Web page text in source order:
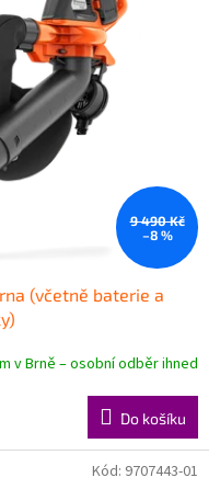
9 490 Kč
–8 %
(včetně baterie a
v Brně – osobní odběr ihned
Do košíku
Kód: 9707443-01